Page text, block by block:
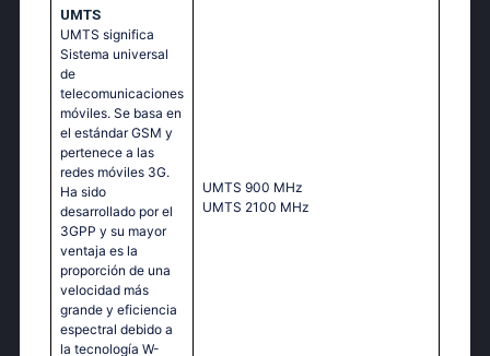
UMTS
UMTS significa
Sistema universal
de
telecomunicaciones
móviles. Se basa en
el estándar GSM y
pertenece a las
redes móviles 3G.
Ha sido
desarrollado por el
3GPP y su mayor
ventaja es la
proporción de una
velocidad más
grande y eficiencia
espectral debido a
la tecnología W-
UМТS 900 МНz
UМТS 2100 МНz